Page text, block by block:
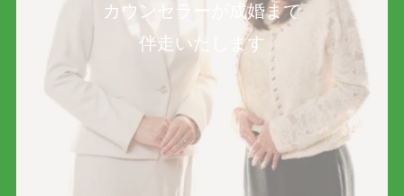
カウンセラーが成婚まで
伴走いたします